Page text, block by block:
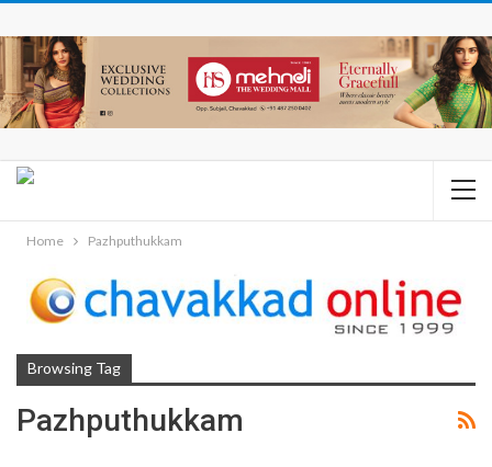
Home Pazhputhukkam
Browsing Tag
Pazhputhukkam